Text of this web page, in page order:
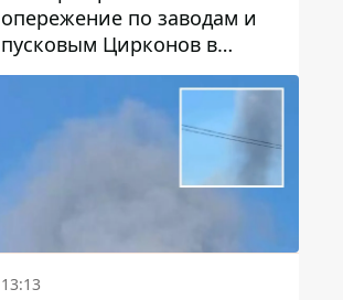
опережение по заводам и
пусковым Цирконов в
России
13:13